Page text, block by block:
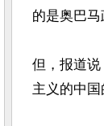
的是奥巴马
但，报道
主义的中国